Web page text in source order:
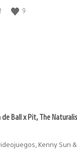
9
Ball x Pit, The
Kenny Sun